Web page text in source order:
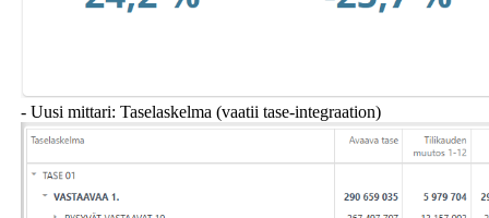
- Uusi mittari: Taselaskelma (vaatii tase-integraation)